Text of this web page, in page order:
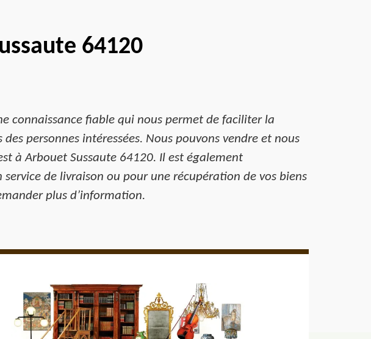
64120
connaissance fiable qui nous permet de faciliter la
personnes intéressées. Nous pouvons vendre et nous
à Arbouet Sussaute 64120. Il est également
de livraison ou pour une récupération de vos biens
plus d’information.